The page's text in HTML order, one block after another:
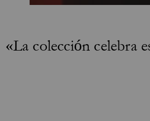
«La colección celebra